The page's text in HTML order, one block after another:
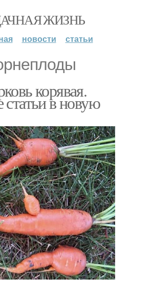
ЖИЗНЬ
новости статьи
корявая.
в новую